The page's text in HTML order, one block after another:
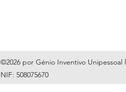
©2026 por Génio Inventivo Unipessoal
NIF: 508075670